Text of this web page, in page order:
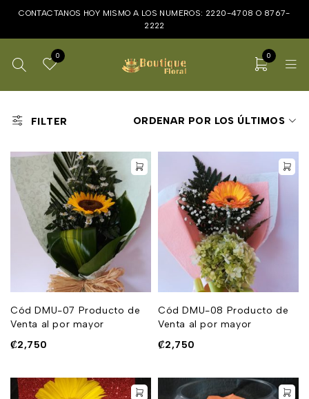
CONTACTANOS HOY MISMO A LOS NUMEROS: 2220-4708 O 8767-
2222
0 0
FILTER ORDENAR POR LOS ÚLTIMOS
Cód DMU-07 Producto de
Venta al por mayor
₡2,750
Cód DMU-08 Producto de
Venta al por mayor
₡2,750